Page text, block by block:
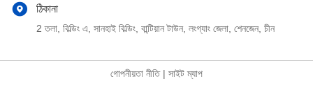
ঠিকানা
2 তলা, বিল্ডিং এ, সানহাই বিল্ডিং, বান্টিয়ান টাউন, লংগ্যাং জেলা, শেনজেন, চীন
গোপনীয়তা নীতি| সাইট ম্যাপ